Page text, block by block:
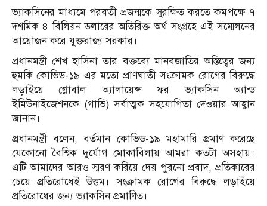
ভ্যাকসিনের মাধ্যমে পরবর্তী প্রজন্মকে সুরক্ষিত করতে কমপক্ষে ৭
দশমিক ৪ বিলিয়ন ডলারের অতিরিক্ত অর্থ সংগ্রহে এই সম্মেলনের
আয়োজন করে যুক্তরাজ্য সরকার।
প্রধানমন্ত্রী শেখ হাসিনা তার বক্তব্যে মানবজাতির অস্তিত্বের জন্য
হুমকি কোভিড-১৯ এর মতো প্রাণঘাতী সংক্রামক রোগের বিরুদ্ধে
লড়াইয়ে গ্লোবাল অ্যালায়েন্স ফর ভ্যাকসিন অ্যান্ড
ইমিউনাইজেশনকে (গাভি) সর্বাত্মক সহযোগিতা দেওয়ার আহ্বান
জানান।
প্রধানমন্ত্রী বলেন, বর্তমান কোভিড-১৯ মহামারি প্রমাণ করেছে
যেকোনো বৈশ্বিক দুর্যোগ মোকাবিলায় আমরা কতটা অসহায়।
এটি আমাদের আরও স্মরণ করিয়ে দেয় পুরনো প্রবাদ, প্রতিকারের
চেয়ে প্রতিরোধেই উত্তম। সংক্রামক রোগের বিরুদ্ধে লড়াইয়ে
প্রতিরোধের জন্য ভ্যাকসিন প্রমাণিত।